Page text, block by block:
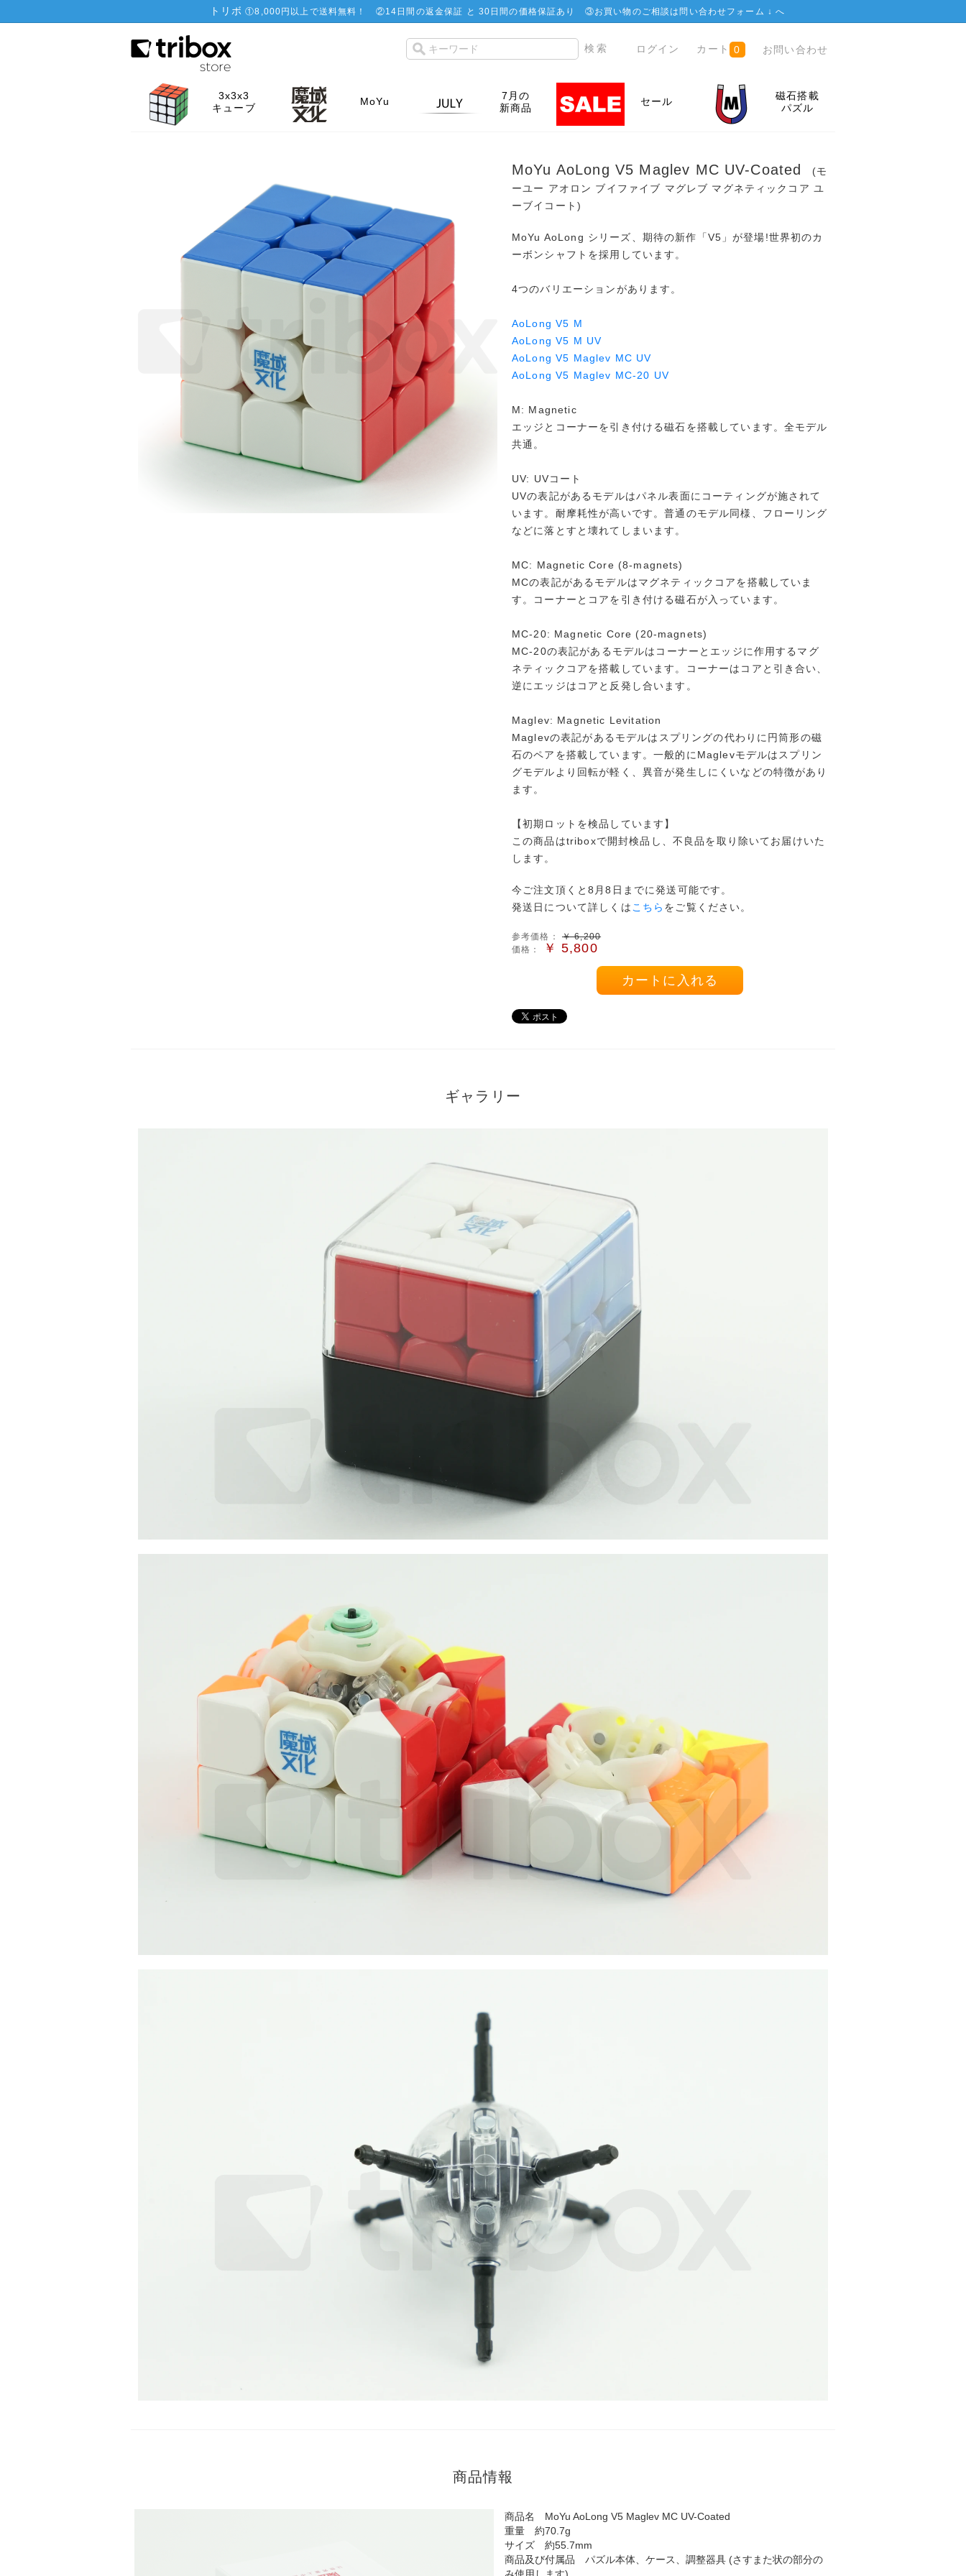
トリボ ①8,000円以上で送料無料！ ②14日間の返金保証 と 30日間の価格保証あり ③お買い物のご相談は問い合わせフォーム ↓へ
ログイン カート 0 お問い合わせ
3x3x3
キューブ
MoYu
7月の
新商品
セール
磁石搭載
パズル
MoYu AoLong V5 Maglev MC UV-Coated
(モ
ーユー アオロン ブイファイブ マグレブ マグネティックコア ユ
ーブイコート)
MoYu AoLong シリーズ、期待の新作「V5」が登場!世界初のカ
ーボンシャフトを採用しています。
4つのバリエーションがあります。
AoLong V5 M
AoLong V5 M UV
AoLong V5 Maglev MC UV
AoLong V5 Maglev MC-20 UV
M: Magnetic
エッジとコーナーを引き付ける磁石を搭載しています。全モデル
共通。
UV: UVコート
UVの表記があるモデルはパネル表面にコーティングが施されて
います。耐摩耗性が高いです。普通のモデル同様、フローリング
などに落とすと壊れてしまいます。
MC: Magnetic Core (8-magnets)
MCの表記があるモデルはマグネティックコアを搭載していま
す。コーナーとコアを引き付ける磁石が入っています。
MC-20: Magnetic Core (20-magnets)
MC-20の表記があるモデルはコーナーとエッジに作用するマグ
ネティックコアを搭載しています。コーナーはコアと引き合い、
逆にエッジはコアと反発し合います。
Maglev: Magnetic Levitation
Maglevの表記があるモデルはスプリングの代わりに円筒形の磁
石のペアを搭載しています。一般的にMaglevモデルはスプリン
グモデルより回転が軽く、異音が発生しにくいなどの特徴があり
ます。
【初期ロットを検品しています】
この商品はtriboxで開封検品し、不良品を取り除いてお届けいた
します。
今ご注文頂くと8月8日までに発送可能です。
発送日について詳しくは こちら をご覧ください。
参考価格： ￥6,200
価格：
￥ 5,800
カートに入れる
ギャラリー
商品情報
商品名 MoYu AoLong V5 Maglev MC UV-Coated
重量 約70.7g
サイズ 約55.7mm
商品及び付属品 パズル本体、ケース、調整器具 (さすまた状の部分の